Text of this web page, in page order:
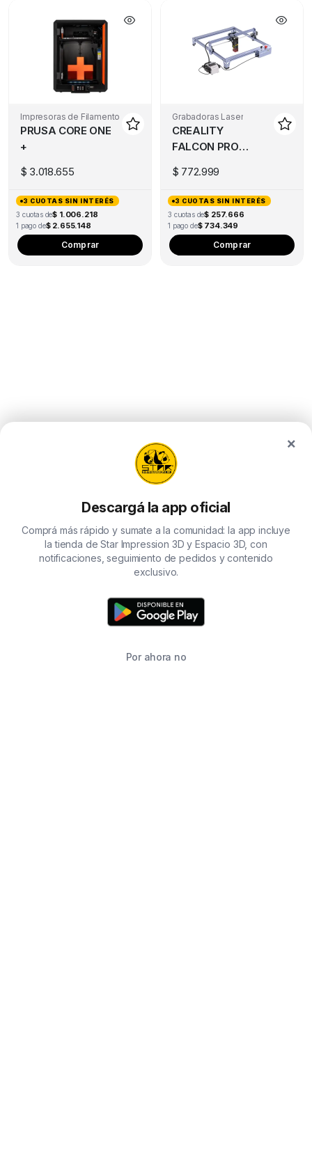
Impresoras de Filamento
PRUSA CORE ONE
+
$ 3.018.655
3 CUOTAS SIN INTERÉS
3 cuotas de$ 1.006.218
1 pago de$ 2.655.148
Comprar
Grabadoras Laser
CREALITY
FALCON PRO
$ 772.999
3 CUOTAS SIN INTERÉS
3 cuotas de$ 257.666
1 pago de$ 734.349
Comprar
×
Descargá la app oficial
Comprá más rápido y sumate a la comunidad: la app incluye
la tienda de Star Impression 3D y Espacio 3D, con
notificaciones, seguimiento de pedidos y contenido
exclusivo.
Por ahora no